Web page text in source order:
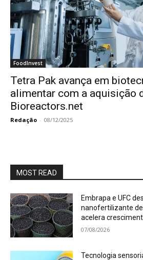
FoodInvest
Tetra Pak avança em
alimentar com a aquisição
Bioreactors.net
Redação - 08/12/2025
MOST READ
Embrapa e UFC
nanofertilizante
acelera
07/08/2026
Tecnologia